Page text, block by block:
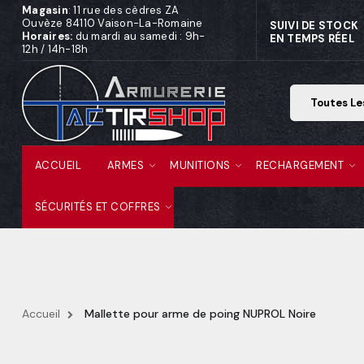
Magasin: 11 rue des cèdres ZA
Ouvèze 84110 Vaison-La-Romaine
Horaires: du mardi au samedi : 9h-
12h / 14h-18h
SUIVI DE STOCK
EN TEMPS RÉEL
ACCUEIL ARMES MUNITIONS RECHARGEMENT
SÉCURITÉS ET COFFRES
Accueil Mallette pour arme de poing NUPROL Noire